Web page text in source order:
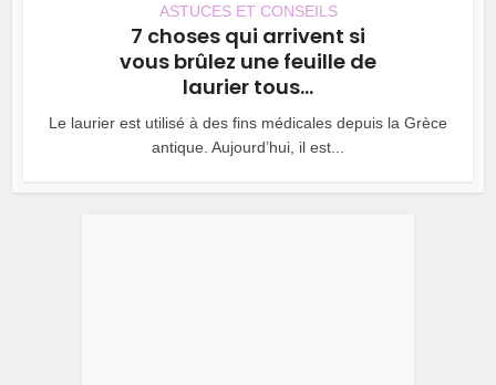
ASTUCES ET CONSEILS
7 choses qui arrivent si
vous brûlez une feuille de
laurier tous...
Le laurier est utilisé à des fins médicales depuis la Grèce
antique. Aujourd’hui, il est...